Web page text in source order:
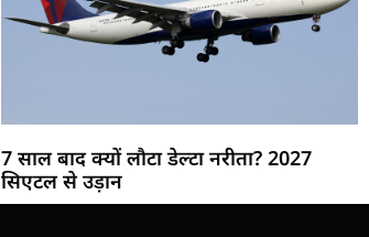
7 साल बाद क्यों लौटा डेल्टा नरीता? 2027
सिएटल से उड़ान